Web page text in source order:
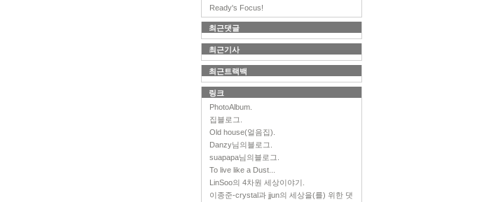
Ready's Focus!
최근댓글
최근기사
최근트랙백
링크
PhotoAlbum.
집블로그.
Old house(얼음집).
Danzy님의블로그.
suapapa님의블로그.
To live like a Dust...
LinSoo의 4차원 세상이야기.
이종준-crystal과 jjun의 세상을(를) 위한 댓